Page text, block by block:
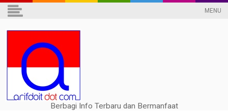
MENU
Berbagi Info Terbaru dan Bermanfaat